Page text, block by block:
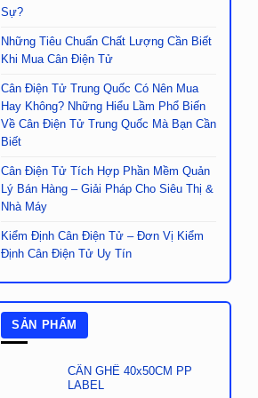
Sự?
Những Tiêu Chuẩn Chất Lượng Cần Biết
Khi Mua Cân Điện Tử
Cân Điện Tử Trung Quốc Có Nên Mua
Hay Không? Những Hiểu Lầm Phổ Biến
Về Cân Điện Tử Trung Quốc Mà Bạn Cần
Biết
Cân Điện Tử Tích Hợp Phần Mềm Quản
Lý Bán Hàng – Giải Pháp Cho Siêu Thị &
Nhà Máy
Kiểm Định Cân Điện Tử – Đơn Vị Kiểm
Định Cân Điện Tử Uy Tín
SẢN PHẨM
CÂN GHẾ 40x50CM PP
LABEL